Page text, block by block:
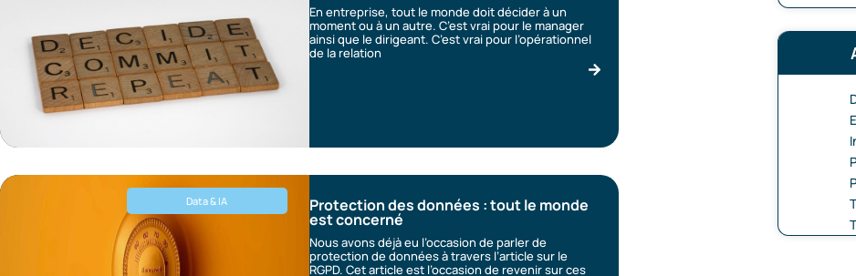
En entreprise, tout le monde doit décider à un
moment ou à un autre. C’est vrai pour le manager
ainsi que le dirigeant. C’est vrai pour l’opérationnel
de la relation
Data & IA Protection des données : tout le monde
est concerné
Nous avons déjà eu l’occasion de parler de
protection de données à travers l’article sur le
RGPD. Cet article est l’occasion de revenir sur ces